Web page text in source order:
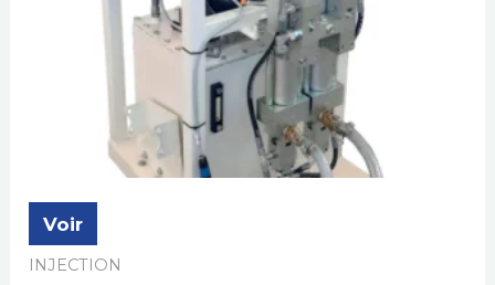
Voir
INJECTION